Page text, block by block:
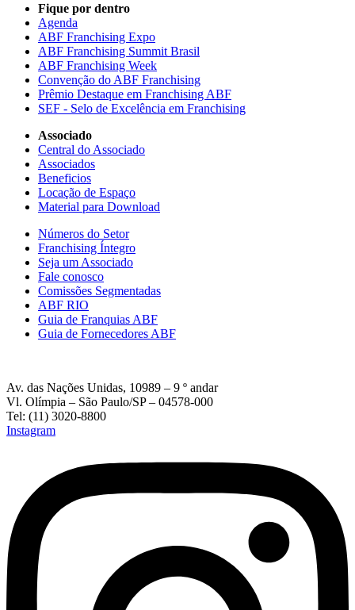
Fique por dentro
Agenda
ABF Franchising Expo
ABF Franchising Summit Brasil
ABF Franchising Week
Convenção do ABF Franchising
Prêmio Destaque em Franchising ABF
SEF - Selo de Excelência em Franchising
Associado
Central do Associado
Associados
Beneficios
Locação de Espaço
Material para Download
Números do Setor
Franchising Íntegro
Seja um Associado
Fale conosco
Comissões Segmentadas
ABF RIO
Guia de Franquias ABF
Guia de Fornecedores ABF
Av. das Nações Unidas, 10989 – 9 º andar
Vl. Olímpia – São Paulo/SP – 04578-000
Tel: (11) 3020-8800
Instagram